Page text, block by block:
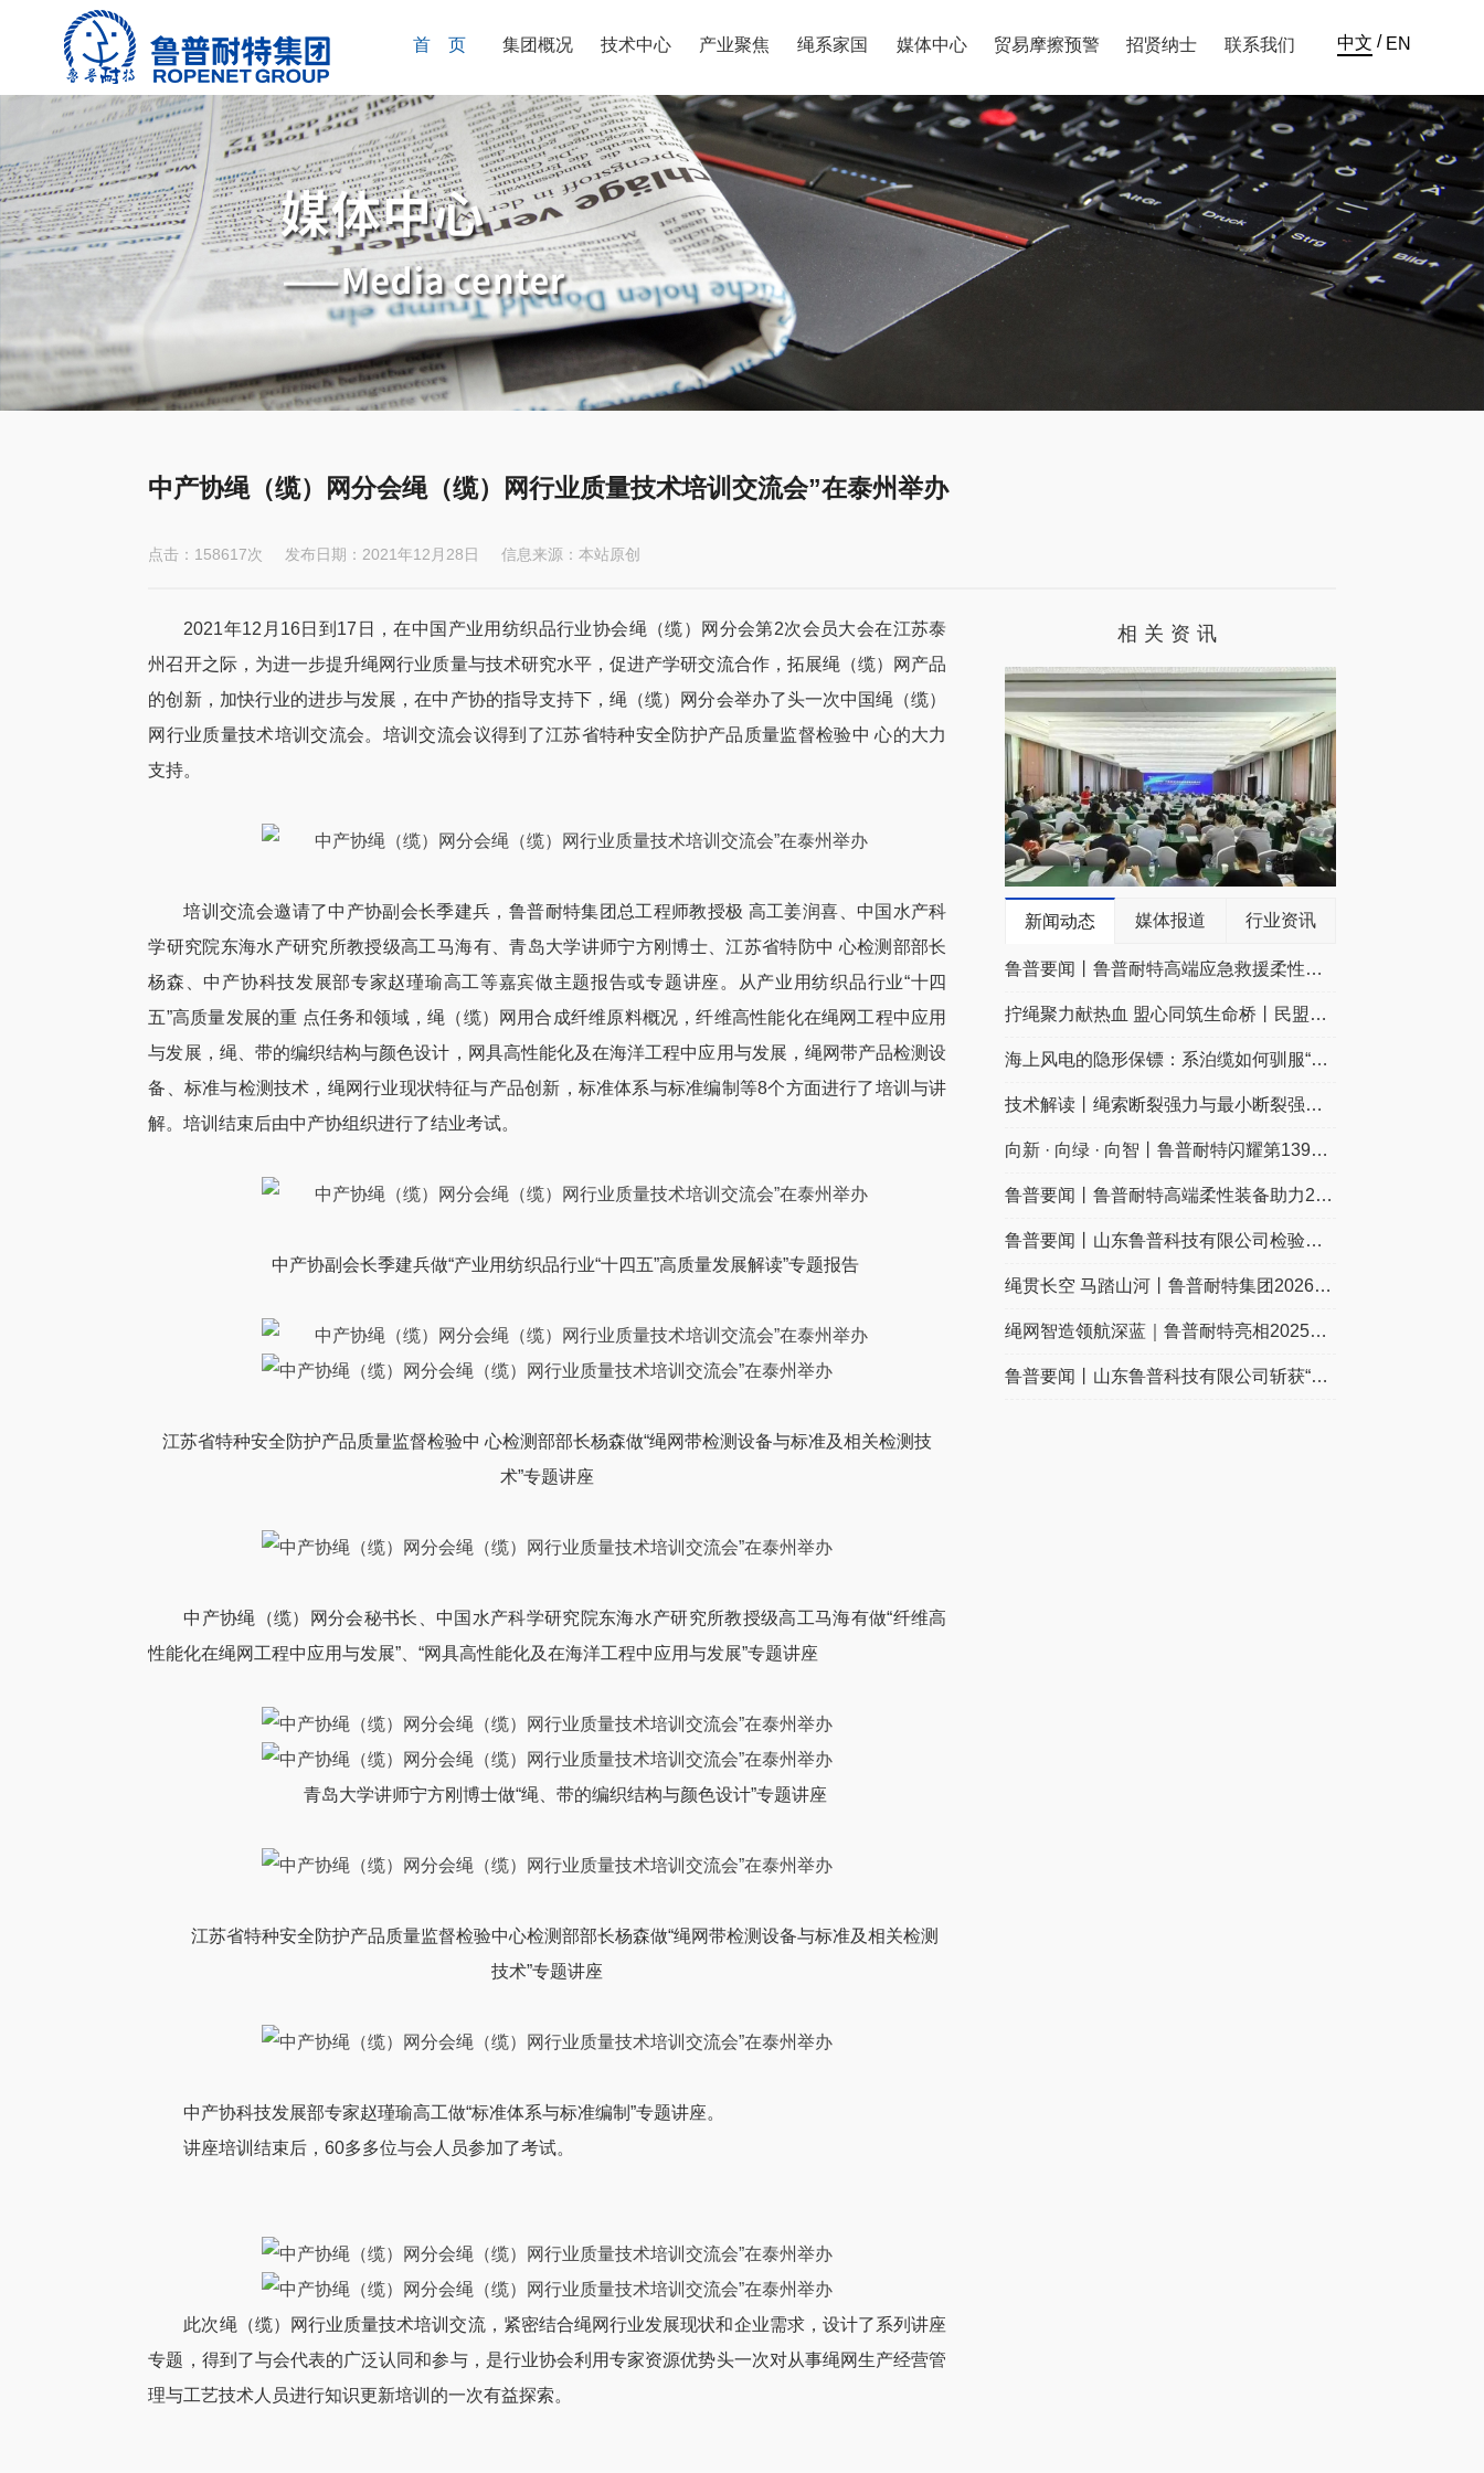
首 页 集团概况 技术中心 产业聚焦 绳系家国 媒体中心 贸易摩擦预警 招贤纳士 联系我们 中文 / EN
中产协绳（缆）网分会绳（缆）网行业质量技术培训交流会”在泰州举办
点击： 158617次 发布日期： 2021年12月28日 信息来源：本站原创
2021年12月16日到17日，在中国产业用纺织品行业协会绳（缆）网分会第2次会员大会在江苏泰
州召开之际，为进一步提升绳网行业质量与技术研究水平，促进产学研交流合作，拓展绳（缆）网产品
的创新，加快行业的进步与发展，在中产协的指导支持下，绳（缆）网分会举办了头一次中国绳（缆）
网行业质量技术培训交流会。培训交流会议得到了江苏省特种安全防护产品质量监督检验中 心的大力
支持。
培训交流会邀请了中产协副会长季建兵，鲁普耐特集团总工程师教授极 高工姜润喜、中国水产科
学研究院东海水产研究所教授级高工马海有、青岛大学讲师宁方刚博士、江苏省特防中 心检测部部长
杨森、中产协科技发展部专家赵瑾瑜高工等嘉宾做主题报告或专题讲座。从产业用纺织品行业“十四
五”高质量发展的重 点任务和领域，绳（缆）网用合成纤维原料概况，纤维高性能化在绳网工程中应用
与发展，绳、带的编织结构与颜色设计，网具高性能化及在海洋工程中应用与发展，绳网带产品检测设
备、标准与检测技术，绳网行业现状特征与产品创新，标准体系与标准编制等8个方面进行了培训与讲
解。培训结束后由中产协组织进行了结业考试。
中产协副会长季建兵做“产业用纺织品行业“十四五”高质量发展解读”专题报告
江苏省特种安全防护产品质量监督检验中 心检测部部长杨森做“绳网带检测设备与标准及相关检测技
术”专题讲座
中产协绳（缆）网分会秘书长、中国水产科学研究院东海水产研究所教授级高工马海有做“纤维高
性能化在绳网工程中应用与发展”、“网具高性能化及在海洋工程中应用与发展”专题讲座
青岛大学讲师宁方刚博士做“绳、带的编织结构与颜色设计”专题讲座
江苏省特种安全防护产品质量监督检验中心检测部部长杨森做“绳网带检测设备与标准及相关检测
技术”专题讲座
中产协科技发展部专家赵瑾瑜高工做“标准体系与标准编制”专题讲座。
讲座培训结束后，60多多位与会人员参加了考试。
此次绳（缆）网行业质量技术培训交流，紧密结合绳网行业发展现状和企业需求，设计了系列讲座
专题，得到了与会代表的广泛认同和参与，是行业协会利用专家资源优势头一次对从事绳网生产经营管
理与工艺技术人员进行知识更新培训的一次有益探索。
相关资讯
新闻动态 媒体报道 行业资讯
鲁普要闻丨鲁普耐特高端应急救援柔性装备亮相2026防
拧绳聚力献热血 盟心同筑生命桥丨民盟泰安市委会联合
海上风电的隐形保镖：系泊缆如何驯服“漂浮的大风车”
技术解读丨绳索断裂强力与最小断裂强力的科学定义
向新 · 向绿 · 向智丨鲁普耐特闪耀第139界广交会
鲁普要闻丨鲁普耐特高端柔性装备助力2025THE DOOR门
鲁普要闻丨山东鲁普科技有限公司检验检测中心成功通
绳贯长空 马踏山河丨鲁普耐特集团2026新春年会典礼圆
绳网智造领航深蓝｜鲁普耐特亮相2025中国国际海事会展
鲁普要闻丨山东鲁普科技有限公司斩获“拉姆·查兰管理